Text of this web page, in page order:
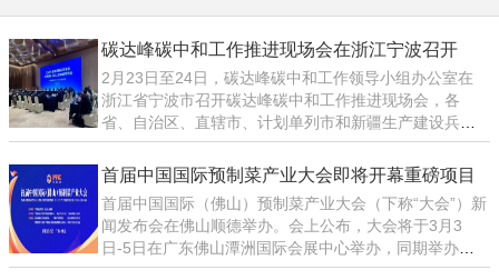
碳达峰碳中和工作推进现场会在浙江宁波召开
2月23日至24日，碳达峰碳中和工作领导小组办公室在
浙江省宁波市召开碳达峰碳中和工作推进现场会，各
省、自治区、直辖市、计划单列市和新疆生产建设兵团
发展改革委（碳达峰碳中和工作领导小组办公室）负责
同志参会。与会同志介绍了本地区“双碳”工作进展及经验
成效，提出有关意见建议，并赴宁波港北仑穿山码头、
久丰热电公司
首届中国国际预制菜产业大会即将开幕重磅项目
将签约
首届中国国际（佛山）预制菜产业大会（下称“大会”）新
闻发布会在佛山顺德举办。会上公布，大会将于3月3
日-5日在广东佛山潭洲国际会展中心举办，同期举办第
十二届广东现代农业博览会。目前，大会已吸引全球超